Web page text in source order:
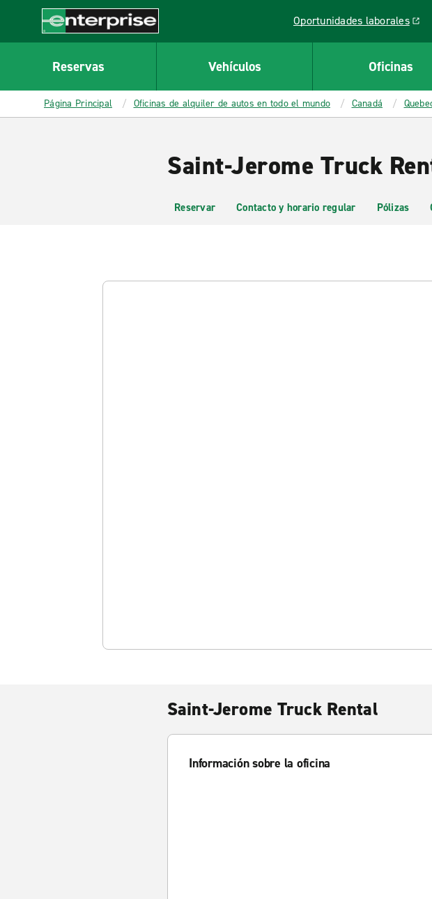
CONTENT
Enterprise
Oportunidades laborales
Link opens in a new window
Reservas Vehículos Oficinas
Página Principal Oficinas de alquiler de autos en todo el mundo Canadá
Saint-Jerome Truck
Reservar Contacto y horario regular Pólizas
Saint-Jerome Truck Rental
Información sobre la oficina